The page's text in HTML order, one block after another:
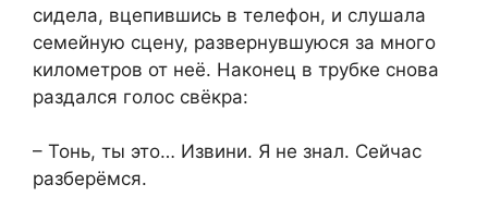
сидела, вцепившись в телефон, и слушала
семейную сцену, развернувшуюся за много
километров от неё. Наконец в трубке снова
раздался голос свёкра:
– Тонь, ты это… Извини. Я не знал. Сейчас
разберёмся.